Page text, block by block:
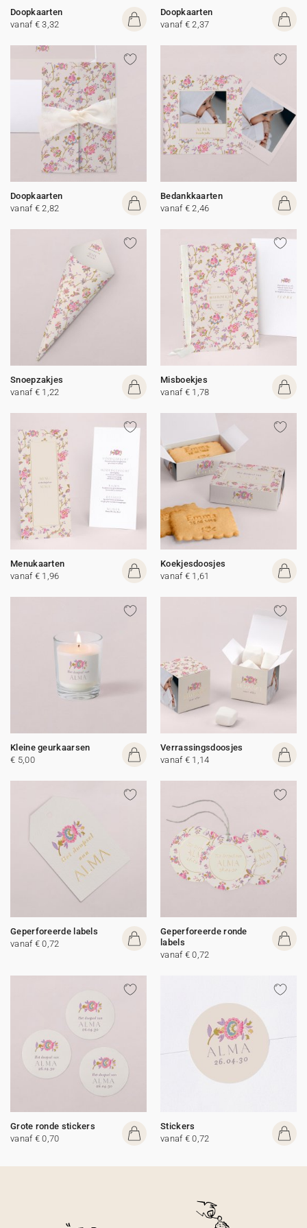
Doopkaarten
vanaf € 3,32
Doopkaarten
vanaf € 2,37
Doopkaarten
vanaf € 2,82
Bedankkaarten
vanaf € 2,46
Snoepzakjes
vanaf € 1,22
Misboekjes
vanaf € 1,78
Menukaarten
vanaf € 1,96
Koekjesdoosjes
vanaf € 1,61
Kleine geurkaarsen
€ 5,00
Verrassingsdoosjes
vanaf € 1,14
Geperforeerde labels
vanaf € 0,72
Geperforeerde ronde
labels
vanaf € 0,72
Grote ronde stickers
vanaf € 0,70
Stickers
vanaf € 0,72